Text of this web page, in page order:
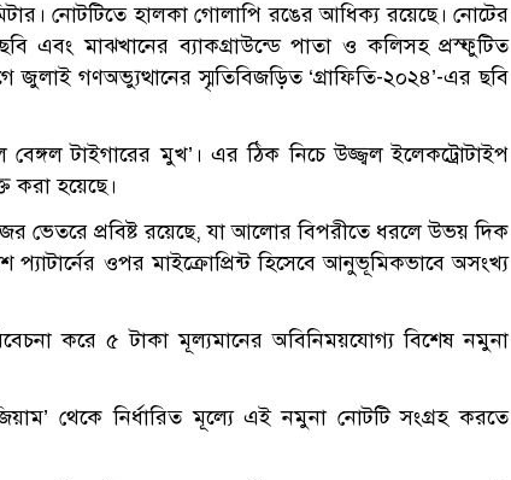
নোটটিতে হালকা গোলাপি রঙের আধিক্য রয়েছে। নোটের
এবং মাঝখানের ব্যাকগ্রাউন্ডে পাতা ও কলিসহ প্রস্ফুটিত
গণঅভ্যুত্থানের স্মৃতিবিজড়িত ‘গ্রাফিতি-২০২৪’-এর ছবি
টাইগারের মুখ’। এর ঠিক নিচে উজ্জ্বল ইলেকট্রোটাইপ
করা হয়েছে।
ভেতরে প্রবিষ্ট রয়েছে, যা আলোর বিপরীতে ধরলে উভয় দিক
প্যাটার্নের ওপর মাইক্রোপ্রিন্ট হিসেবে আনুভূমিকভাবে অসংখ্য
করে ৫ টাকা মূল্যমানের অবিনিময়যোগ্য বিশেষ নমুনা
থেকে নির্ধারিত মূল্যে এই নমুনা নোটটি সংগ্রহ করতে